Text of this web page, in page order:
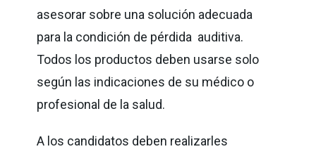
asesorar sobre una solución adecuada
para la condición de pérdida auditiva.
Todos los productos deben usarse solo
según las indicaciones de su médico o
profesional de la salud.
A los candidatos deben realizarles